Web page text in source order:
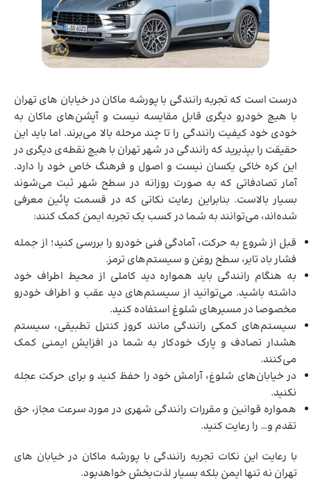
درست است که تجربه رانندگی با پورشه ماکان در خیابان های تهران
با هیچ خودرو دیگری قابل مقایسه نیست و آپشن‌های ماکان به
خودی خود کیفیت رانندگی را تا چند مرحله بالا می‌برند. اما باید این
حقیقت را بپذیرید که رانندگی در شهر تهران با هیچ نقطه‌ی دیگری در
این کره خاکی یکسان نیست و اصول و فرهنگ خاص خود را دارد.
آمار تصادفاتی که به صورت روزانه در سطح شهر ثبت می‌شوند
بسیار بالاست. بنابراین رعایت نکاتی که در قسمت پائین معرفی
شده‌اند، می‌توانند به شما در کسب یک تجربه ایمن کمک کنند:
قبل از شروع به حرکت، آمادگی فنی خودرو را بررسی کنید؛ از جمله
فشار باد تایر، سطح روغن و سیستم‌های ترمز.
به هنگام رانندگی باید همواره دید کاملی از محیط اطراف خود
داشته باشید. می‌توانید از سیستم‌های دید عقب و اطراف خودرو
مخصوصا در مسیرهای شلوغ استفاده کنید.
سیستم‌های کمکی رانندگی مانند کروز کنترل تطبیقی، سیستم
هشدار تصادف و پارک خودکار به شما در افزایش ایمنی کمک
می‌کنند.
در خیابان‌های شلوغ، آرامش خود را حفظ کنید و برای حرکت عجله
نکنید.
همواره قوانین و مقررات رانندگی شهری در مورد سرعت مجاز، حق
تقدم و… را رعایت کنید.
با رعایت این نکات تجربه رانندگی با پورشه ماکان در خیابان های
تهران نه تنها ایمن بلکه بسیار لذت‌بخش خواهدبود.